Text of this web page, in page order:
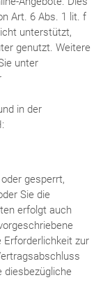
Art. 6 Abs. 1 lit. f
unterstützt,
genutzt. Weitere
unter
in der
gesperrt,
Sie die
erfolgt auch
Erforderlichkeit zur
diesbezügliche